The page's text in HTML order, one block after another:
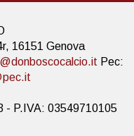
16151 Genova
Pec:
- P.IVA: 03549710105